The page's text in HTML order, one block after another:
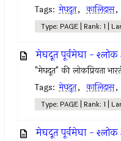
Tags: मेघदूत, कालिदास,
Type: PAGE | Rank: 1 |
मेघदूत पूर्वमेघा - श्लोक
"मेघदूत" की लोकप्रियता
Tags: मेघदूत, कालिदास,
Type: PAGE | Rank: 1 |
मेघदूत पूर्वमेघा - श्लोक